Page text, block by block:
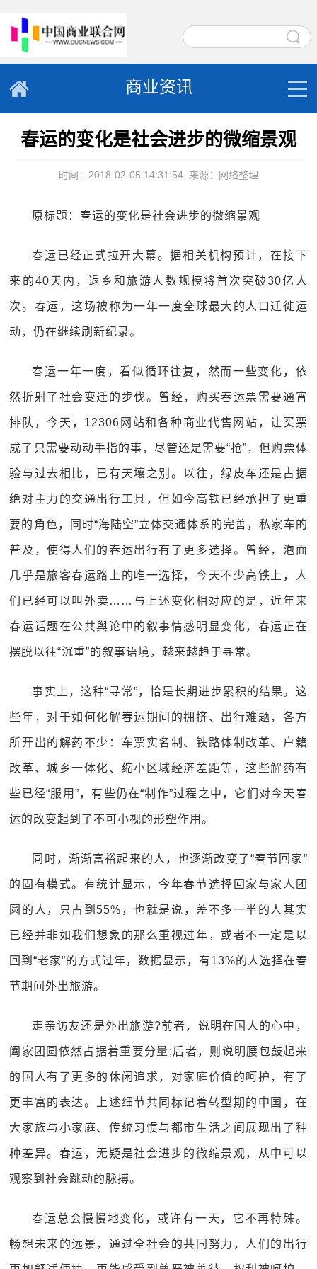
商业资讯
春运的变化是社会进步的微缩景观
时间：2018-02-05 14:31:54 来源：网络整理
原标题：春运的变化是社会进步的微缩景观
春运已经正式拉开大幕。据相关机构预计，在接下
来的40天内，返乡和旅游人数规模将首次突破30亿人
次。春运，这场被称为一年一度全球最大的人口迁徙运
动，仍在继续刷新纪录。
春运一年一度，看似循环往复，然而一些变化，依
然折射了社会变迁的步伐。曾经，购买春运票需要通宵
排队，今天，12306网站和各种商业代售网站，让买票
成了只需要动动手指的事，尽管还是需要“抢”，但购票体
验与过去相比，已有天壤之别。以往，绿皮车还是占据
绝对主力的交通出行工具，但如今高铁已经承担了更重
要的角色，同时“海陆空”立体交通体系的完善，私家车的
普及，使得人们的春运出行有了更多选择。曾经，泡面
几乎是旅客春运路上的唯一选择，今天不少高铁上，人
们已经可以叫外卖……与上述变化相对应的是，近年来
春运话题在公共舆论中的叙事情感明显变化，春运正在
摆脱以往“沉重”的叙事语境，越来越趋于寻常。
事实上，这种“寻常”，恰是长期进步累积的结果。这
些年，对于如何化解春运期间的拥挤、出行难题，各方
所开出的解药不少：车票实名制、铁路体制改革、户籍
改革、城乡一体化、缩小区域经济差距等，这些解药有
些已经“服用”，有些仍在“制作”过程之中，它们对今天春
运的改变起到了不可小视的形塑作用。
同时，渐渐富裕起来的人，也逐渐改变了“春节回家”
的固有模式。有统计显示，今年春节选择回家与家人团
圆的人，只占到55%，也就是说，差不多一半的人其实
已经并非如我们想象的那么重视过年，或者不一定是以
回到“老家”的方式过年，数据显示，有13%的人选择在春
节期间外出旅游。
走亲访友还是外出旅游?前者，说明在国人的心中，
阖家团圆依然占据着重要分量;后者，则说明腰包鼓起来
的国人有了更多的休闲追求，对家庭价值的呵护，有了
更丰富的表达。上述细节共同标记着转型期的中国，在
大家族与小家庭、传统习惯与都市生活之间展现出了种
种差异。春运，无疑是社会进步的微缩景观，从中可以
观察到社会跳动的脉搏。
春运总会慢慢地变化，或许有一天，它不再特殊。
畅想未来的远景，通过全社会的共同努力，人们的出行